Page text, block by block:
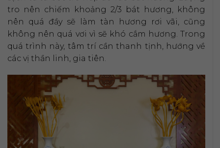
tro nên chiếm khoảng 2/3 bát hương, không
nên quá đầy sẽ làm tàn hương rơi vãi, cũng
không nên quá vơi vì sẽ khó cắm hương. Trong
quá trình này, tâm trí cần thanh tịnh, hướng về
các vị thần linh, gia tiên.